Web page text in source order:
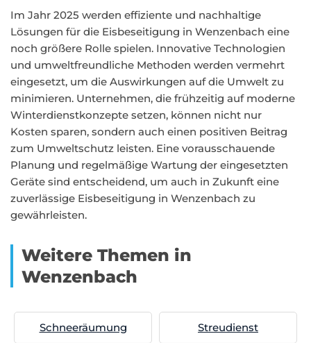
Im Jahr 2025 werden effiziente und nachhaltige
Lösungen für die Eisbeseitigung in Wenzenbach eine
noch größere Rolle spielen. Innovative Technologien
und umweltfreundliche Methoden werden vermehrt
eingesetzt, um die Auswirkungen auf die Umwelt zu
minimieren. Unternehmen, die frühzeitig auf moderne
Winterdienstkonzepte setzen, können nicht nur
Kosten sparen, sondern auch einen positiven Beitrag
zum Umweltschutz leisten. Eine vorausschauende
Planung und regelmäßige Wartung der eingesetzten
Geräte sind entscheidend, um auch in Zukunft eine
zuverlässige Eisbeseitigung in Wenzenbach zu
gewährleisten.
Weitere Themen in
Wenzenbach
Schneeräumung Streudienst